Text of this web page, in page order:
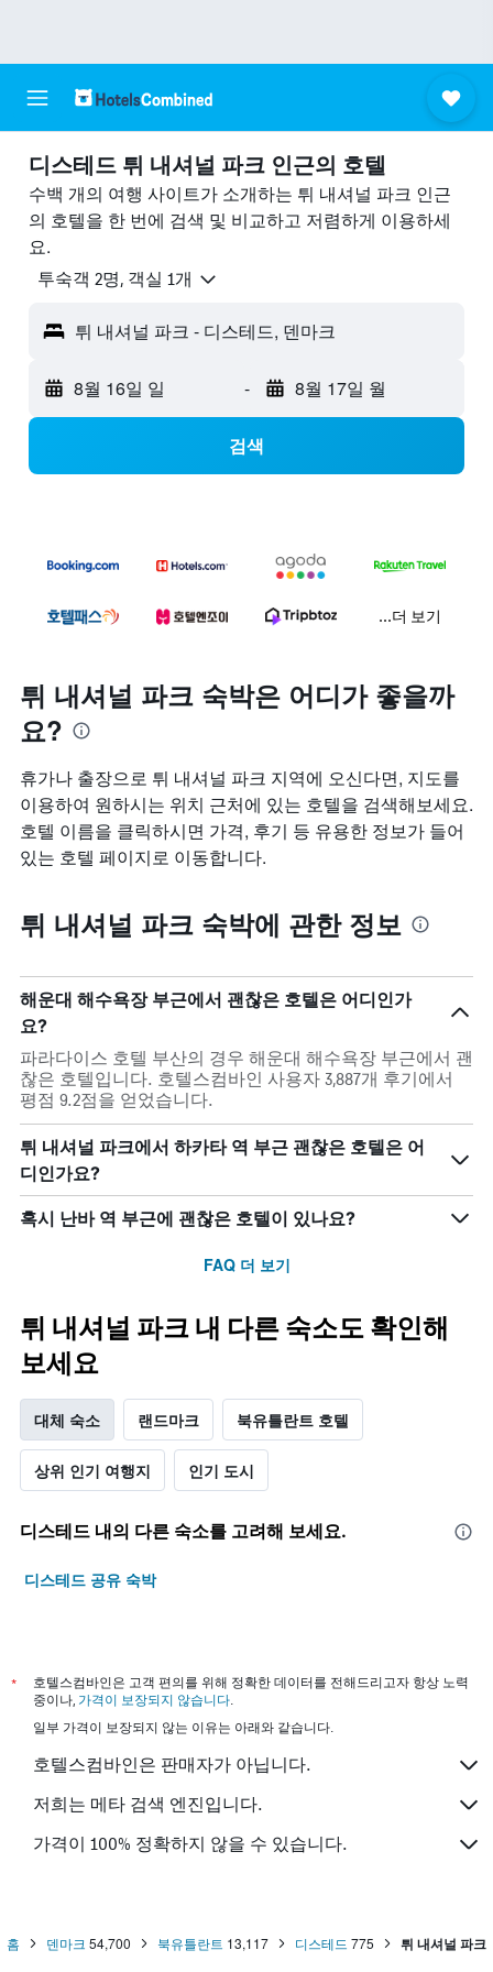
디스테드 튀 내셔널 파크 ​인근의 호텔
수백 개의 여행 사이트가 소개하는 튀 내셔널 파크 인근
의 호텔을 한 번에 검색 및 비교하고 저렴하게 이용하세
요.
​투숙객 2​명, ​객실 1개
튀 내셔널 파크 - 디스테드, 덴마크
8월 16일 일 - 8월 17일 월
검색
...더 보기
튀 내셔널 파크 숙박은 어디가 좋을까
요?
휴가나 출장으로 튀 내셔널 파크 지역에 오신다면, 지도를
이용하여 원하시는 위치 근처에 있는 호텔을 검색해보세요.
호텔 이름을 클릭하시면 가격, 후기 등 유용한 정보가 들어
있는 호텔 페이지로 이동합니다.
튀 내셔널 파크 숙박에 관한 정보
해운대 해수욕장 부근에서 괜찮은 호텔은 어디인가
요?
파라다이스 호텔 부산의 경우 해운대 해수욕장 부근에서 괜
찮은 호텔입니다. 호텔스컴바인 사용자 3,887개 후기에서
평점 9.2점을 얻었습니다.
튀 내셔널 파크에서 하카타 역 부근 괜찮은 호텔은 어
디인가요?
혹시 난바 역 부근에 괜찮은 호텔이 있나요?
FAQ 더 보기
튀 내셔널 파크 내 다른 숙소도 확인해
보세요
대체 숙소 랜드마크 북유틀란트 호텔
상위 인기 여행지 인기 도시
디스테드 내의 다른 숙소를 고려해 보세요.
디스테드 공유 숙박
*
호텔스컴바인은 고객 편의를 위해 정확한 데이터를 전해드리고자 항상 노력
중이나, 가격이 보장되지 않습니다.
일부 가격이 보장되지 않는 이유는 아래와 같습니다.
호텔스컴바인은 판매자가 아닙니다.
저희는 메타 검색 엔진입니다.
가격이 100% 정확하지 않을 수 있습니다.
홈 덴마크 54,700 북유틀란트 13,117 디스테드 775 튀 내셔널 파크